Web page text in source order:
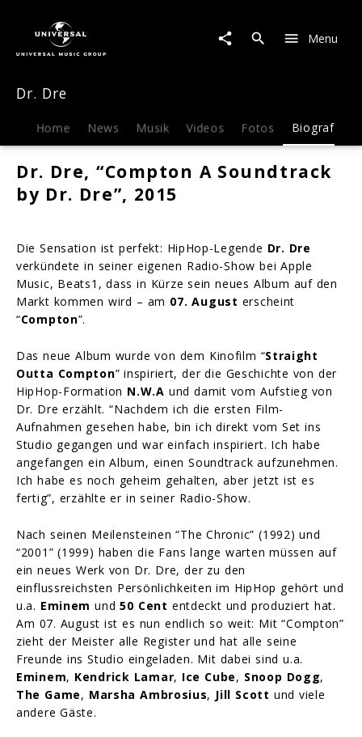
Biografie
Menu
Dr. Dre
Home News Musik Videos Fotos Biografie
Dr. Dre, “Compton A Soundtrack
by Dr. Dre”, 2015
Die Sensation ist perfekt: HipHop-Legende Dr. Dre
verkündete in seiner eigenen Radio-Show bei Apple
Music, Beats1, dass in Kürze sein neues Album auf den
Markt kommen wird – am 07. August erscheint
“Compton”.
Das neue Album wurde von dem Kinofilm “Straight
Outta Compton” inspiriert, der die Geschichte von der
HipHop-Formation N.W.A und damit vom Aufstieg von
Dr. Dre erzählt. “Nachdem ich die ersten Film-
Aufnahmen gesehen habe, bin ich direkt vom Set ins
Studio gegangen und war einfach inspiriert. Ich habe
angefangen ein Album, einen Soundtrack aufzunehmen.
Ich habe es noch geheim gehalten, aber jetzt ist es
fertig”, erzählte er in seiner Radio-Show.
Nach seinen Meilensteinen “The Chronic” (1992) und
“2001” (1999) haben die Fans lange warten müssen auf
ein neues Werk von Dr. Dre, der zu den
einflussreichsten Persönlichkeiten im HipHop gehört und
u.a. Eminem und50 Cent entdeckt und produziert hat.
Am 07. August ist es nun endlich so weit: Mit “Compton”
zieht der Meister alle Register und hat alle seine
Freunde ins Studio eingeladen. Mit dabei sind u.a.
Eminem, Kendrick Lamar, Ice Cube, Snoop Dogg,
The Game, Marsha Ambrosius, Jill Scott und viele
andere Gäste.